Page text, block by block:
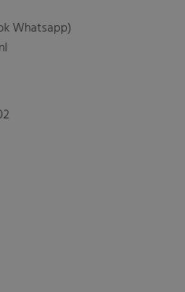
Whatsapp)